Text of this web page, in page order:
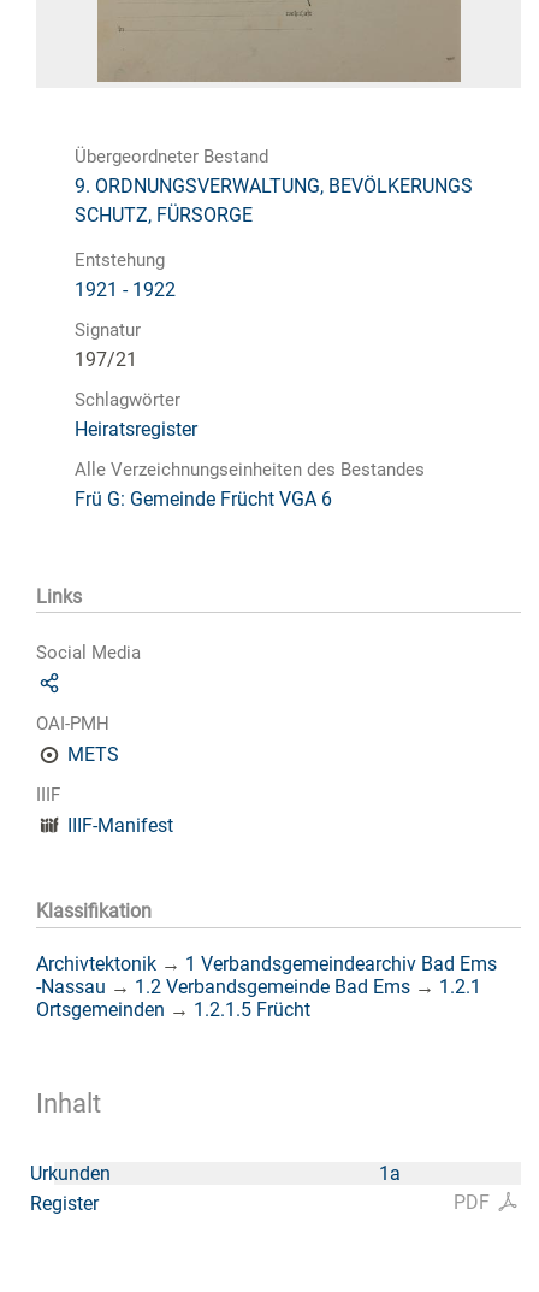
Übergeordneter Bestand
9. ORDNUNGSVERWALTUNG, BEVÖLKERUNGS
SCHUTZ, FÜRSORGE
Entstehung
1921 - 1922
Signatur
197/21
Schlagwörter
Heiratsregister
Alle Verzeichnungseinheiten des Bestandes
Frü G: Gemeinde Frücht VGA 6
Links
Social Media
OAI-PMH
METS
IIIF
IIIF-Manifest
Klassifikation
Archivtektonik → 1 Verbandsgemeindearchiv Bad Ems
-Nassau → 1.2 Verbandsgemeinde Bad Ems → 1.2.1
Ortsgemeinden → 1.2.1.5 Frücht
Inhalt
1a
Urkunden
PDF
Register